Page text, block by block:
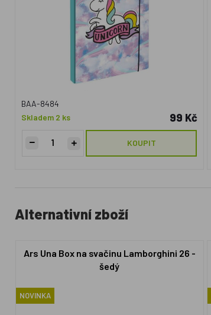
BAA-8484
Skladem 2 ks
99 Kč
KOUPIT
Alternativní zboží
Ars Una Box na svačinu Lamborghini 26 -
šedý
NOVINKA